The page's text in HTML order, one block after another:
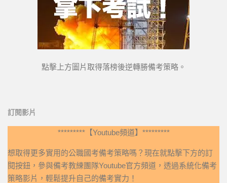
點擊上方圖片取得落榜後逆轉勝備考策略。
訂閱影片
*********【Youtube頻道】*********
想取得更多實用的公職國考備考策略嗎？現在就點擊下方的訂
閱按鈕，參與備考教練團隊Youtube官方頻道，透過系統化備考
策略影片，輕鬆提升自己的備考實力！